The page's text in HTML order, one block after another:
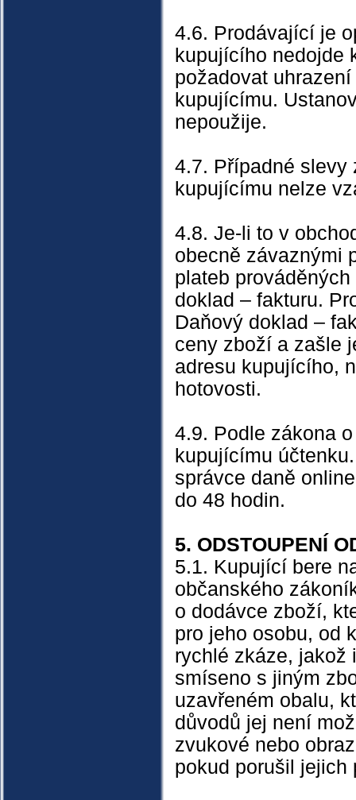
4.6. Prodávající je
kupujícího nedojde
požadovat
kupujícímu.
nepoužije.
4.7. Případné slevy
kupujícímu nelze
4.8. Je-li to v
obecně závaznými
plateb
doklad – fakturu.
Daňový doklad –
ceny zboží a zašle
adresu kupujícího,
hotovosti.
4.9. Podle zákona
kupujícímu
správce daně
do 48 hodin.
5. ODSTOUPENÍ
5.1. Kupující bere
občanského
o dodávce zboží,
pro jeho osobu, od
rychlé zkáze, jakož
smíseno s jiným
uzavřeném obalu,
důvodů jej není
zvukové nebo
pokud porušil jejich